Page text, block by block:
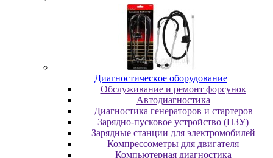
Диaгнocтичecкoe oбopудoвaниe
Oбcлуживaниe и peмoнт фopcунoк
Автодиагностика
Диагностика генераторов и стартеров
Зарядно-пусковое устройство (ПЗУ)
Зарядные станции для электромобилей
Компрессометры для двигателя
Компьютерная диагностика